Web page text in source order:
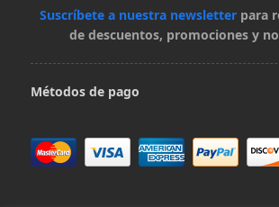
Suscríbete a nuestra newsletter para
de descuentos, promociones y
Métodos de pago